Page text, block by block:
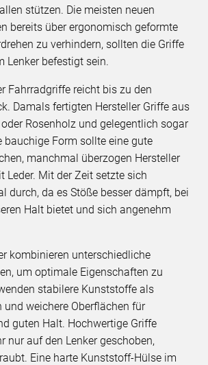
stützen. Die meisten neuen
bereits über ergonomisch geformte
zu verhindern, sollten die Griffe
Lenker befestigt sein.
Fahrradgriffe reicht bis zu den
Damals fertigten Hersteller Griffe aus
Rosenholz und gelegentlich sogar
bauchige Form sollte eine gute
manchmal überzogen Hersteller
Leder. Mit der Zeit setzte sich
durch, da es Stöße besser dämpft, bei
Halt bietet und sich angenehm
kombinieren unterschiedliche
um optimale Eigenschaften zu
stabilere Kunststoffe als
und weichere Oberflächen für
guten Halt. Hochwertige Griffe
nur auf den Lenker geschoben,
Eine harte Kunststoff-Hülse im